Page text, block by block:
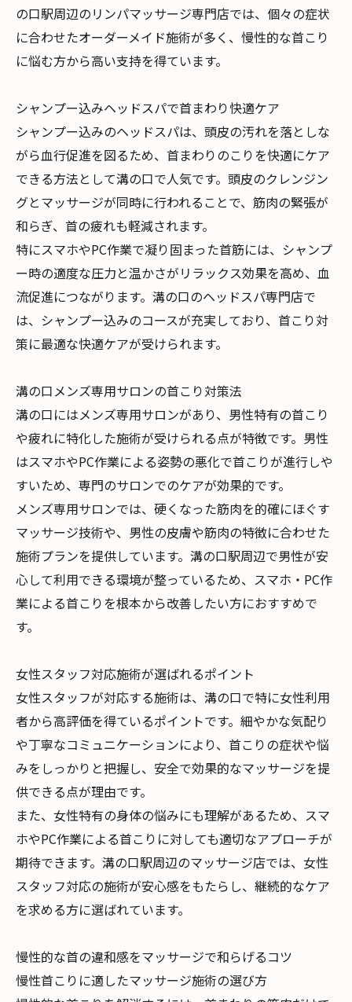
の口駅周辺のリンパマッサージ専門店では、個々の症状
に合わせたオーダーメイド施術が多く、慢性的な首こり
に悩む方から高い支持を得ています。
シャンプー込みヘッドスパで首まわり快適ケア
シャンプー込みのヘッドスパは、頭皮の汚れを落としな
がら血行促進を図るため、首まわりのこりを快適にケア
できる方法として溝の口で人気です。頭皮のクレンジン
グとマッサージが同時に行われることで、筋肉の緊張が
和らぎ、首の疲れも軽減されます。
特にスマホやPC作業で凝り固まった首筋には、シャンプ
ー時の適度な圧力と温かさがリラックス効果を高め、血
流促進につながります。溝の口のヘッドスパ専門店で
は、シャンプー込みのコースが充実しており、首こり対
策に最適な快適ケアが受けられます。
溝の口メンズ専用サロンの首こり対策法
溝の口にはメンズ専用サロンがあり、男性特有の首こり
や疲れに特化した施術が受けられる点が特徴です。男性
はスマホやPC作業による姿勢の悪化で首こりが進行しや
すいため、専門のサロンでのケアが効果的です。
メンズ専用サロンでは、硬くなった筋肉を的確にほぐす
マッサージ技術や、男性の皮膚や筋肉の特徴に合わせた
施術プランを提供しています。溝の口駅周辺で男性が安
心して利用できる環境が整っているため、スマホ・PC作
業による首こりを根本から改善したい方におすすめで
す。
女性スタッフ対応施術が選ばれるポイント
女性スタッフが対応する施術は、溝の口で特に女性利用
者から高評価を得ているポイントです。細やかな気配り
や丁寧なコミュニケーションにより、首こりの症状や悩
みをしっかりと把握し、安全で効果的なマッサージを提
供できる点が理由です。
また、女性特有の身体の悩みにも理解があるため、スマ
ホやPC作業による首こりに対しても適切なアプローチが
期待できます。溝の口駅周辺のマッサージ店では、女性
スタッフ対応の施術が安心感をもたらし、継続的なケア
を求める方に選ばれています。
慢性的な首の違和感をマッサージで和らげるコツ
慢性首こりに適したマッサージ施術の選び方